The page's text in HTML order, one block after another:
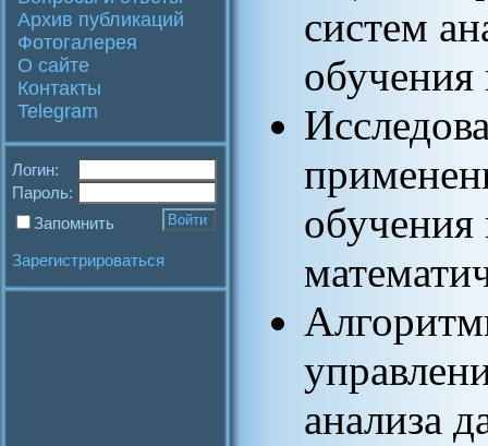
Архив публикаций
Фотогалерея
О сайте
Контакты
Telegram
Логин:
Пароль:
Запомнить
Зарегистрироваться
систем
обучения
обучения
анализа